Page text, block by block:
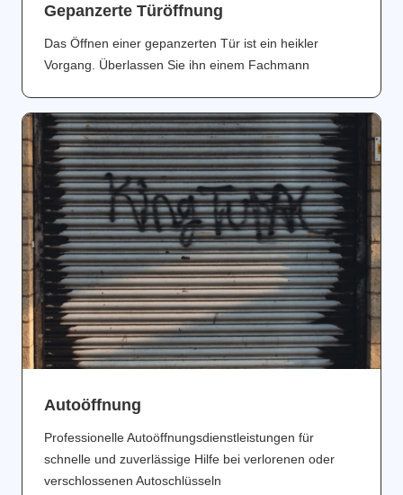
Gepanzerte Türöffnung
Das Öffnen einer gepanzerten Tür ist ein heikler
Vorgang. Überlassen Sie ihn einem Fachmann
Аutoöffnung
Professionelle Autoöffnungsdienstleistungen für
schnelle und zuverlässige Hilfe bei verlorenen oder
verschlossenen Autoschlüsseln